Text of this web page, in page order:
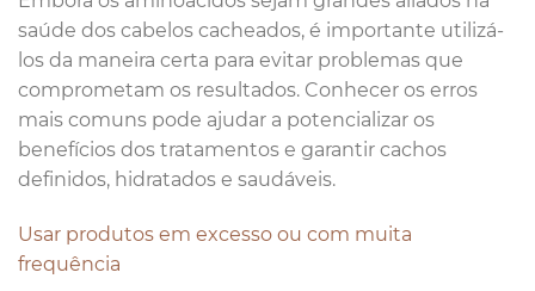
saúde dos cabelos cacheados, é importante utilizá-
los da maneira certa para evitar problemas que
comprometam os resultados. Conhecer os erros
mais comuns pode ajudar a potencializar os
benefícios dos tratamentos e garantir cachos
definidos, hidratados e saudáveis.
Usar produtos em excesso ou com muita
frequência